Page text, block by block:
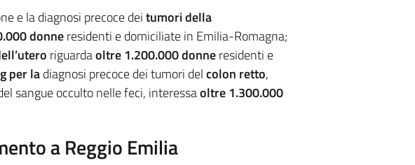
e la diagnosi precoce deitumori della
donneresidenti e domiciliate in Emilia-Romagna;
riguardaoltre 1.200.000 donneresidenti e
per ladiagnosi precoce dei tumori delcolon retto,
sangue occulto nelle feci, interessaoltre 1.300.000
a Reggio Emilia